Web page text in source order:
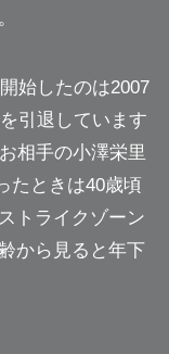
始したのは2007
引退しています
相手の小澤栄里
たときは40歳頃
トライクゾーン
から見ると年下